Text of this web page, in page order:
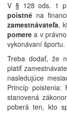
V § 128 ods. 1
poistné na
zamestnávateľa,
pomerea v
vykonávaní športu.
Treba dodať, že
platiť
nasledujúce
Princíp poistenia:
stanovená
poberá ten, kto